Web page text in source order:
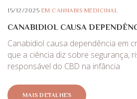
15/12/2025 EM CANNABIS MEDICINAL
CANABIDIOL CAUSA
Canabidiol causa dependência em
que a ciência diz sobre segurança,
responsável do CBD na infância
MAIS DETALHES